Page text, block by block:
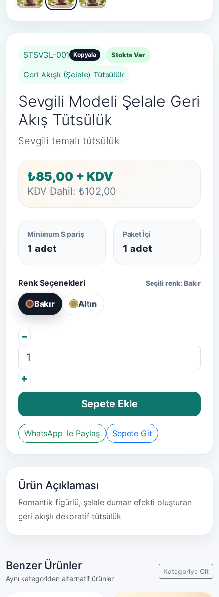
STSVGL-001 Kopyala Stokta Var
Geri Akışlı (Şelale) Tütsülük
Sevgili Modeli Şelale Geri
Akış Tütsülük
Sevgili temalı tütsülük
₺85,00 + KDV
KDV Dahil: ₺102,00
Minimum Sipariş
1 adet
Paket İçi
1 adet
Renk Seçenekleri Seçili renk: Bakır
Bakır Altın
−
+
Sepete Ekle
WhatsApp ile Paylaş Sepete Git
Ürün Açıklaması
Romantik figürlü, şelale duman efekti oluşturan
geri akışlı dekoratif tütsülük
Benzer Ürünler
Aynı kategoriden alternatif ürünler
Kategoriye Git